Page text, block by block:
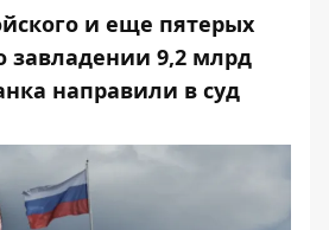
и еще пятерых
завладении 9,2 млрд
направили в суд